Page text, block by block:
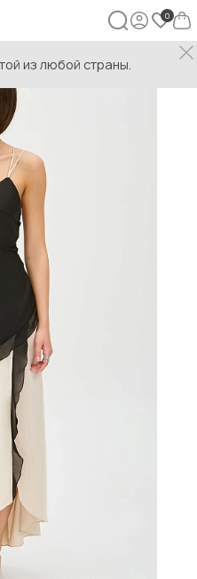
из любой страны.